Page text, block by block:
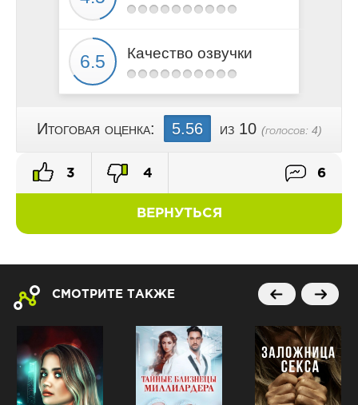
Качество озвучки
Итоговая оценка: 5.56 из 10 (голосов: 4)
ВЕРНУТЬСЯ
3 4 6
СМОТРИТЕ ТАКЖЕ